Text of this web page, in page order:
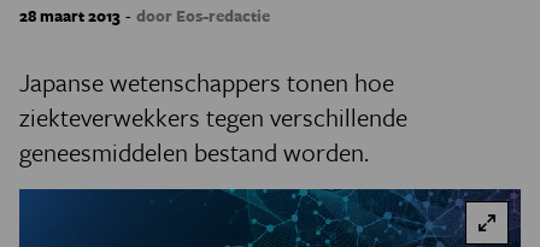
PODCAST
JONGE UITDAGERS
28 maart 2013 - door Eos-redactie
Japanse wetenschappers tonen hoe
ziekteverwekkers tegen verschillende
geneesmiddelen bestand worden.